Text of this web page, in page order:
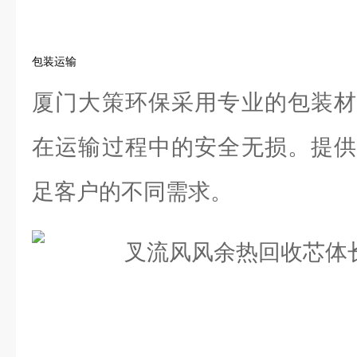
包装运输
厦门大策环保采用专业的包装
在运输过程中的安全无损。提
足客户的不同需求。